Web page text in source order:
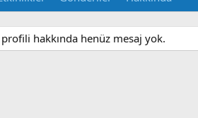
profili hakkında henüz mesaj yok.